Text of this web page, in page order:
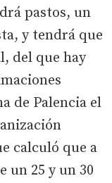
pastos, un
y tendrá que
del que hay
de Palencia el
calculó que a
un 25 y un 30